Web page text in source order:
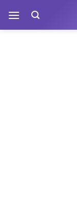
contenu